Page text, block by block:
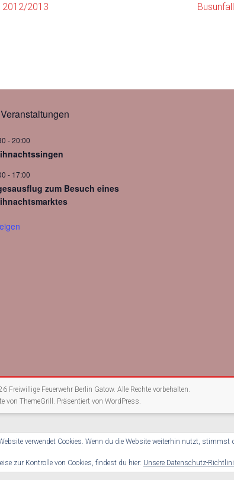
2012/2013
-20:00
- 17:00
zum Besuch eines
Freiwillige Feuerwehr Berlin Gatow. Alle Rechte vorbehalten.
von ThemeGrill. Präsentiert von WordPress.
verwendet Cookies. Wenn du die Website weiterhin nutzt, stimmst
zur Kontrolle von Cookies, findest du hier: Unsere Datenschutz-